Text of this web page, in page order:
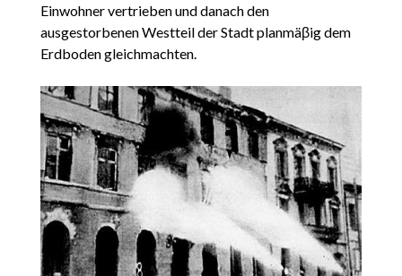
Einwohner vertrieben und danach den
ausgestorbenen Westteil der Stadt planmäβig dem
Erdboden gleichmachten.